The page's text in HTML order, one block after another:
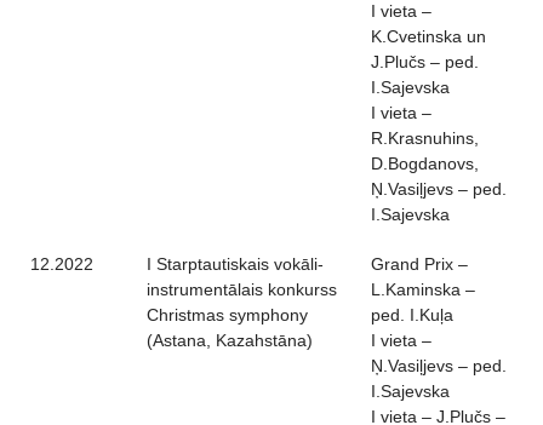
I vieta –
K.Cvetinska un
J.Plučs – ped.
I.Sajevska
I vieta –
R.Krasnuhins,
D.Bogdanovs,
Ņ.Vasiļjevs – ped.
I.Sajevska
12.2022
I Starptautiskais vokāli-
instrumentālais konkurss
Christmas symphony
(Astana, Kazahstāna)
Grand Prix –
L.Kaminska –
ped. I.Kuļa
I vieta –
Ņ.Vasiļjevs – ped.
I.Sajevska
I vieta – J.Plučs –